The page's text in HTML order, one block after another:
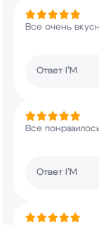
Все очень
Ответ I’M
Все
Ответ I’M